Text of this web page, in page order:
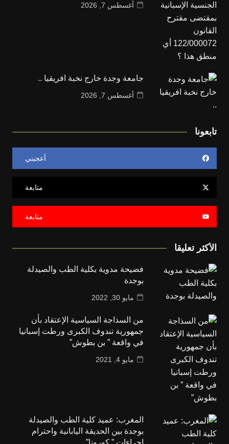
أغسطس 7, 2026
جامعة وجدة خارج نخبة افريقيا ..
أغسطس 7, 2026
تابعونا
أعجبني
متابعة
متابعة
الأكثر تعليقا
فضيحة مدوية بكلية الطب والصيدلة
بوجدة
مايو 30, 2022
من السذاجة السياسية الإعتقاد بأن
جمهورية تندوف الكبرى ورطت إسبانيا
في واقعة ” بن بطوش”
مايو 4, 2021
المغرب: عميد كلية الطب والصيدلة
بوجدة بين الحديقة اليابانية واحترام
اجراءات ” كورونا”